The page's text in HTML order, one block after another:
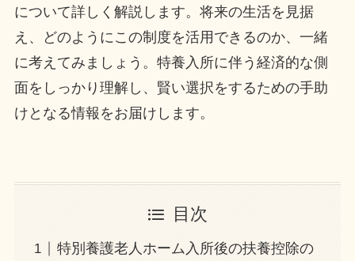
について詳しく解説します。将来の生活を見据
え、どのようにこの制度を活用できるのか、一緒
に考えてみましょう。特養入所に伴う経済的な側
面をしっかり理解し、賢い選択をするための手助
けとなる情報をお届けします。
目次
特別養護老人ホーム入所後の扶養控除の